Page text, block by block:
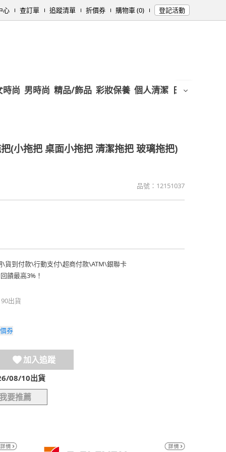
心 查訂單 追蹤清單 折價券 購物車 (0) 登記活動
時尚 男時尚 精品/飾品 彩妝保養 個人清潔 日用/紙品
(小拖把 桌面小拖把 清潔拖把 玻璃拖把)
品號： 12151037
\貨到付款\行動支付\超商付款\ATM\銀聯卡
饋最高3%！
出貨
券
加入追蹤
08/10出貨
要推薦